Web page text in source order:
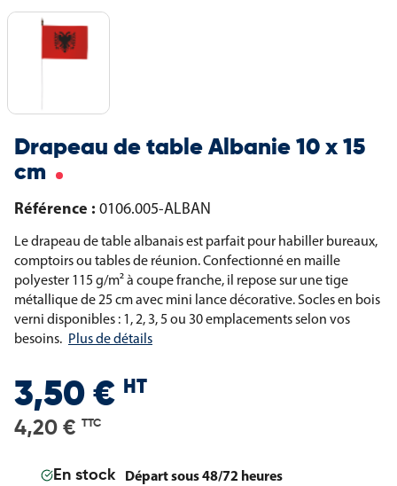
Drapeau de table Albanie 10 x 15
cm
Référence : 0106.005-ALBAN
Le drapeau de table albanais est parfait pour habiller bureaux,
comptoirs ou tables de réunion. Confectionné en maille
polyester 115 g/m² à coupe franche, il repose sur une tige
métallique de 25 cm avec mini lance décorative. Socles en bois
verni disponibles : 1, 2, 3, 5 ou 30 emplacements selon vos
besoins. Plus de détails
3,50 € HT
4,20 € TTC
En stock Départ sous 48/72 heures